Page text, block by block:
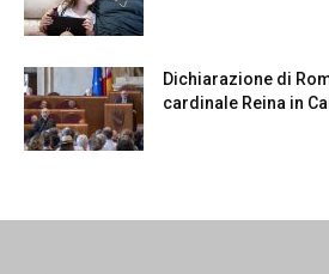
Dichiarazione di
cardinale Reina in